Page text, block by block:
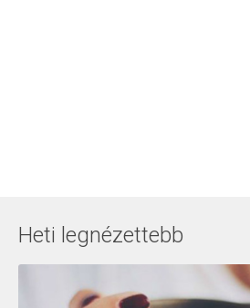
Heti legnézettebb